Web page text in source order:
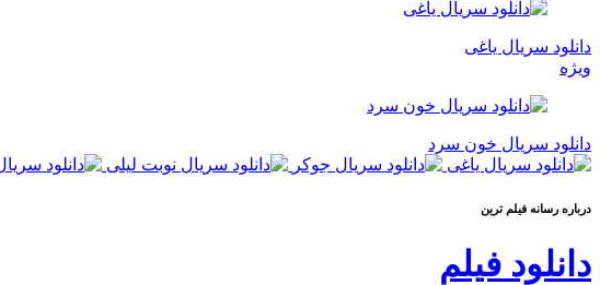
دانلود سریال یاغی
ویژه
دانلود سریال خون سرد
درباره رسانه فيلم ترين
دانلود فیلم